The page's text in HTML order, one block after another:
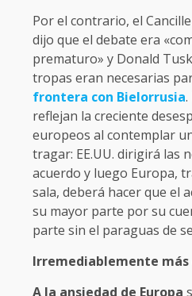
Por el contrario, el
dijo que el debate era
prematuro» y Donald
tropas eran necesarias
frontera con Bielorrusia
reflejan la creciente
europeos al contemplar
tragar: EE.UU. dirigirá las
acuerdo y luego Europa,
sala, deberá hacer que el
su mayor parte por su
parte sin el paraguas de
Irremediablemente más
A la ansiedad de Europa